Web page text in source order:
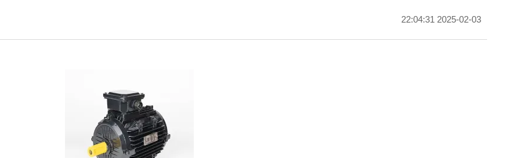
2025-02-03 22:04:31